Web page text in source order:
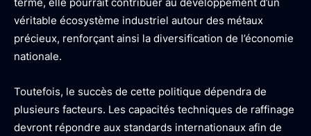
véritable écosystème industriel autour des métaux
précieux, renforçant ainsi la diversification de l’économie
nationale.
Toutefois, le succès de cette politique dépendra de
plusieurs facteurs. Les capacités techniques de raffinage
devront répondre aux standards internationaux afin de